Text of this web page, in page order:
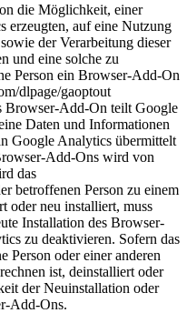
die Möglichkeit, einer
erzeugten, auf eine Nutzung
der Verarbeitung dieser
und eine solche zu
Person ein Browser-Add-On
dlpage/gaoptout
Browser-Add-On teilt Google
Daten und Informationen
Google Analytics übermittelt
Add-Ons wird von
das
betroffenen Person zu einem
oder neu installiert, muss
Installation des Browser-
zu deaktivieren. Sofern das
oder einer anderen
ist, deinstalliert oder
der Neuinstallation oder
Add-Ons.